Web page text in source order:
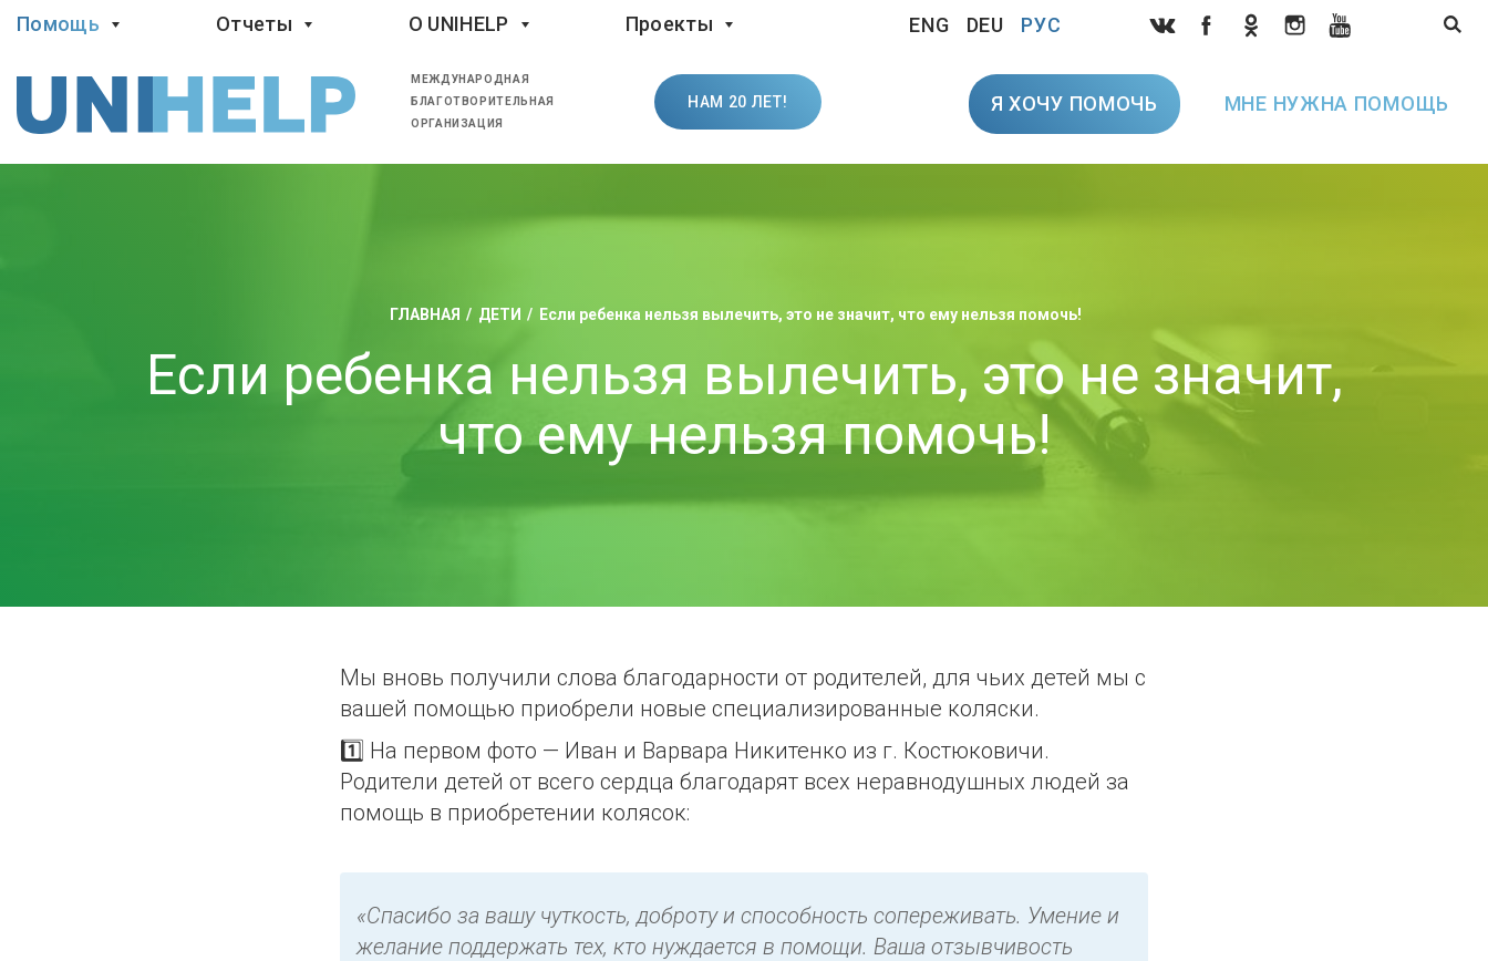
Помощь Отчеты O UNIHELP Проекты ENG DEU РУС
МЕЖДУНАРОДНАЯ
БЛАГОТВОРИТЕЛЬНАЯ
ОРГАНИЗАЦИЯ
НАМ 20 ЛЕТ! Я ХОЧУ ПОМОЧЬ МНЕ НУЖНА ПОМОЩЬ
ГЛАВНАЯ ДЕТИ Если ребенка нельзя вылечить, это не значит, что ему нельзя помочь!
Если ребенка нельзя вылечить, это не значит,
что ему нельзя помочь!
Мы вновь получили слова благодарности от родителей, для чьих детей мы с
вашей помощью приобрели новые специализированные коляски.
1️⃣ На первом фото — Иван и Варвара Никитенко из г. Костюковичи.
Родители детей от всего сердца благодарят всех неравнодушных людей за
помощь в приобретении колясок:
«Спасибо за вашу чуткость, доброту и способность сопереживать. Умение и
желание поддержать тех, кто нуждается в помощи. Ваша отзывчивость